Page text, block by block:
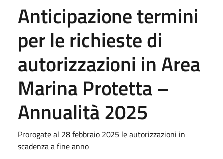
Anticipazione termini
per le richieste di
autorizzazioni in Area
Marina Protetta –
Annualità 2025
Prorogate al 28 febbraio 2025 le autorizzazioni in
scadenza a fine anno